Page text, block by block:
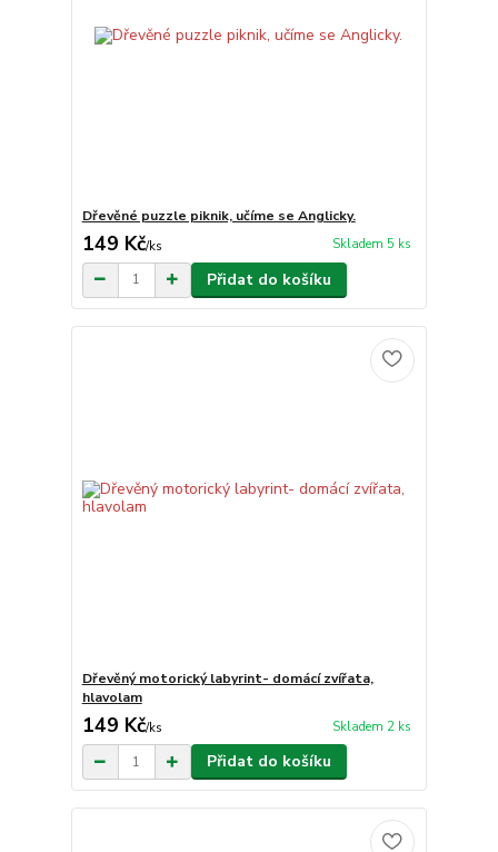
Dřevěné puzzle piknik, učíme se Anglicky.
149 Kč/ks Skladem 5 ks
Přidat do košíku
Dřevěný motorický labyrint- domácí zvířata,
hlavolam
149 Kč/ks Skladem 2 ks
Přidat do košíku